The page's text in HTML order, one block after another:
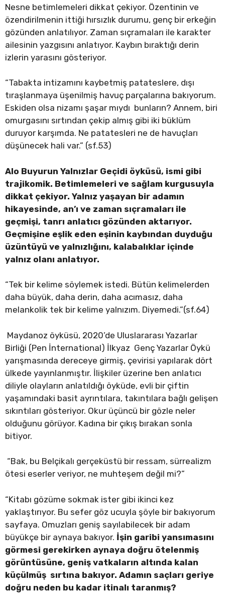
Nesne betimlemeleri dikkat çekiyor. Özentinin ve
özendirilmenin ittiği hırsızlık durumu, genç bir erkeğin
gözünden anlatılıyor. Zaman sıçramaları ile karakter
ailesinin yazgısını anlatıyor. Kaybın bıraktığı derin
izlerin yarasını gösteriyor.
“Tabakta intizamını kaybetmiş patateslere, dışı
tıraşlanmaya üşenilmiş havuç parçalarına bakıyorum.
Eskiden olsa nizamı şaşar mıydı bunların? Annem, biri
omurgasını sırtından çekip almış gibi iki büklüm
duruyor karşımda. Ne patatesleri ne de havuçları
düşünecek hali var.” (sf.53)
Alo Buyurun Yalnızlar Geçidi öyküsü, ismi gibi
trajikomik. Betimlemeleri ve sağlam kurgusuyla
dikkat çekiyor. Yalnız yaşayan bir adamın
hikayesinde, an’ı ve zaman sıçramaları ile
geçmişi, tanrı anlatıcı gözünden aktarıyor.
Geçmişine eşlik eden eşinin kaybından duyduğu
üzüntüyü ve yalnızlığını, kalabalıklar içinde
yalnız olanı anlatıyor.
“Tek bir kelime söylemek istedi. Bütün kelimelerden
daha büyük, daha derin, daha acımasız, daha
melankolik tek bir kelime yalnızım. Diyemedi.”(sf.64)
Maydanoz öyküsü, 2020’de Uluslararası Yazarlar
Birliği (Pen İnternational) İlkyaz Genç Yazarlar Öykü
yarışmasında dereceye girmiş, çevirisi yapılarak dört
ülkede yayınlanmıştır. İlişkiler üzerine ben anlatıcı
diliyle olayların anlatıldığı öyküde, evli bir çiftin
yaşamındaki basit ayrıntılara, takıntılara bağlı gelişen
sıkıntıları gösteriyor. Okur üçüncü bir gözle neler
olduğunu görüyor. Kadına bir çıkış bırakan sonla
bitiyor.
“Bak, bu Belçikalı gerçeküstü bir ressam, sürrealizm
ötesi eserler veriyor, ne muhteşem değil mi?”
“Kitabı gözüme sokmak ister gibi ikinci kez
yaklaştırıyor. Bu sefer göz ucuyla şöyle bir bakıyorum
sayfaya. Omuzları geniş sayılabilecek bir adam
büyükçe bir aynaya bakıyor. İşin garibi yansımasını
görmesi gerekirken aynaya doğru ötelenmiş
görüntüsüne, geniş vatkaların altında kalan
küçülmüş sırtına bakıyor. Adamın saçları geriye
doğru neden bu kadar itinalı taranmış?